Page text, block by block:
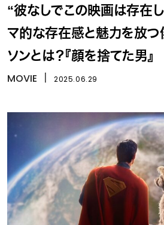
“彼なしでこの映画は存在
マ的な存在感と魅力を放つ
ソンとは？『顔を捨てた男』
MOVIE 2025.06.29